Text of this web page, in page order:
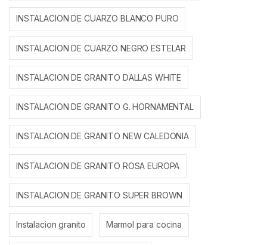
INSTALACION DE CUARZO BLANCO PURO
INSTALACION DE CUARZO NEGRO ESTELAR
INSTALACION DE GRANITO DALLAS WHITE
INSTALACION DE GRANITO G. HORNAMENTAL
INSTALACION DE GRANITO NEW CALEDONIA
INSTALACION DE GRANITO ROSA EUROPA
INSTALACION DE GRANITO SUPER BROWN
Instalacion granito Marmol para cocina